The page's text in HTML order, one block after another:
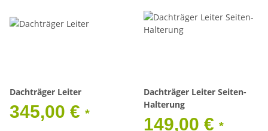
Dachträger Leiter
345,00 € *
Dachträger Leiter Seiten-
Halterung
149,00 € *